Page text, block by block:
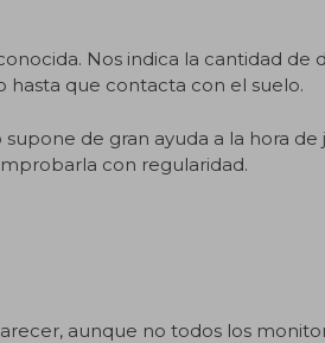
Nos indica la cantidad de
hasta que contacta con el suelo.
de gran ayuda a la hora
con regularidad.
aunque no todos los